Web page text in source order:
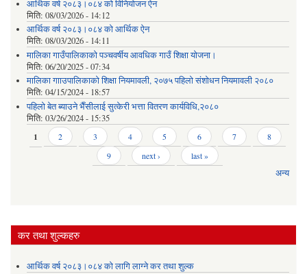
आर्थिक वर्ष २०८३।०८४ को विनियोजन ऐन
मिति: 08/03/2026 - 14:12
आर्थिक वर्ष २०८३।०८४ को आर्थिक ऐन
मिति: 08/03/2026 - 14:11
मालिका गाउँपालिकाको पञ्चवर्षीय आवधिक गाउँ शिक्षा योजना।
मिति: 06/20/2025 - 07:34
मालिका गााउपालिकाको शिक्षा नियमावली, २०७५ पहिलो संशोधन नियमावली २०८०
मिति: 04/15/2024 - 18:57
पहिलो बेत ब्याउने भैँसीलाई सुत्केरी भत्ता वितरण कार्यविधि,२०८०
मिति: 03/26/2024 - 15:35
Pages
1 2 3 4 5 6 7
8
9
next › last »
अन्य
कर तथा शुल्कहरु
आर्थिक वर्ष २०८३।०८४ को लागि लाग्ने कर तथा शुल्क